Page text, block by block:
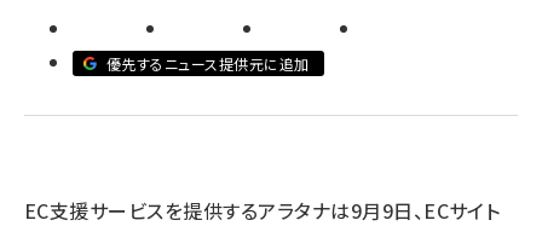
base (1068)
優先するニュース提供元に追加
EC支援サービスを提供するアラタナは9月9日、ECサイト